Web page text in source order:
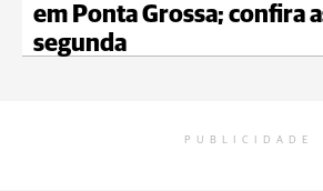
em Ponta Grossa; confira
segunda
PUBLICIDADE